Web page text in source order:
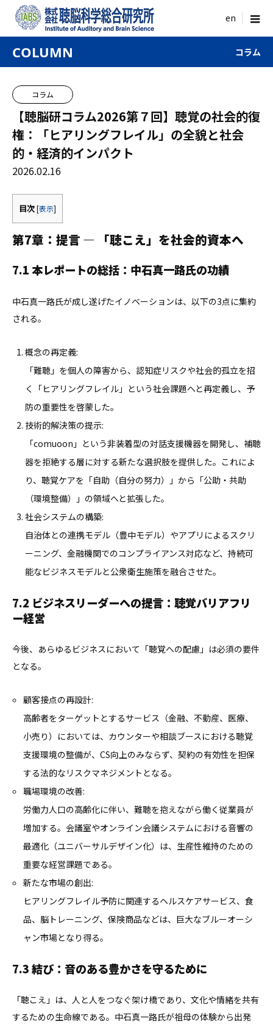
menu
COLUMN コラム
コラム
【聴脳研コラム2026第７回】聴覚の社会的復
権：「ヒアリングフレイル」の全貌と社会
的・経済的インパクト
2026.02.16
目次[表示]
第7章：提言 — 「聴こえ」を社会的資本へ
7.1 本レポートの総括：中石真一路氏の功績
中石真一路氏が成し遂げたイノベーションは、以下の3点に集約
される。
概念の再定義:
「難聴」を個人の障害から、認知症リスクや社会的孤立を招
く「ヒアリングフレイル」という社会課題へと再定義し、予
防の重要性を啓蒙した。
技術的解決策の提示:
「comuoon」という非装着型の対話支援機器を開発し、補聴
器を拒絶する層に対する新たな選択肢を提供した。これによ
り、聴覚ケアを「自助（自分の努力）」から「公助・共助
（環境整備）」の領域へと拡張した。
社会システムの構築:
自治体との連携モデル（豊中モデル）やアプリによるスクリ
ーニング、金融機関でのコンプライアンス対応など、持続可
能なビジネスモデルと公衆衛生施策を融合させた。
7.2 ビジネスリーダーへの提言：聴覚バリアフリ
ー経営
今後、あらゆるビジネスにおいて「聴覚への配慮」は必須の要件
となる。
顧客接点の再設計:
高齢者をターゲットとするサービス（金融、不動産、医療、
小売り）においては、カウンターや相談ブースにおける聴覚
支援環境の整備が、CS向上のみならず、契約の有効性を担保
する法的なリスクマネジメントとなる。
職場環境の改善:
労働力人口の高齢化に伴い、難聴を抱えながら働く従業員が
増加する。会議室やオンライン会議システムにおける音響の
最適化（ユニバーサルデザイン化）は、生産性維持のための
重要な経営課題である。
新たな市場の創出:
ヒアリングフレイル予防に関連するヘルスケアサービス、食
品、脳トレーニング、保険商品などは、巨大なブルーオーシ
ャン市場となり得る。
7.3 結び：音のある豊かさを守るために
「聴こえ」は、人と人をつなぐ架け橋であり、文化や情緒を共有
するための生命線である。中石真一路氏が祖母の体験から出発